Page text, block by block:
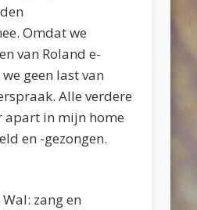
Omdat we
van Roland e-
geen last van
Alle verdere
apart in mijn home
en -gezongen.
zang en